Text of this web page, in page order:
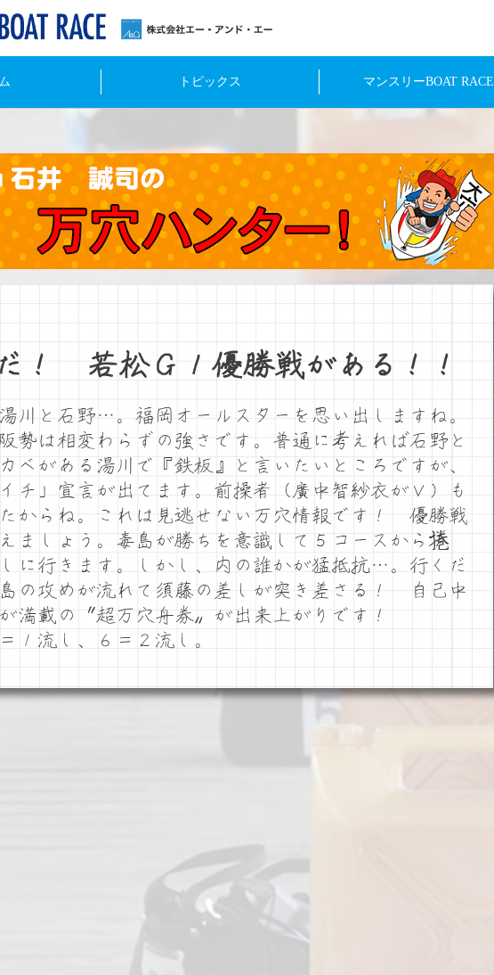
トピックス マンスリーBOAT RACE
！ 若松Ｇ１優勝戦がある！！
川と石野…。福岡オールスターを思い出しますね。
勢は相変わらずの強さです。普通に考えれば石野と
ベがある湯川で『鉄板』と言いたいところですが、
チ」宣言が出てます。前操者（廣中智紗衣がＶ）も
からね。これは見逃せない万穴情報です！ 優勝戦
ましょう。毒島が勝ちを意識して５コースから捲
に行きます。しかし、内の誰かが猛抵抗…。行くだ
の攻めが流れて須藤の差しが突き差さる！ 自己中
満載の〝超万穴舟券〟が出来上がりです！
１流し、６＝２流し。